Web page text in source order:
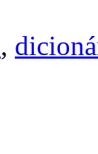
,